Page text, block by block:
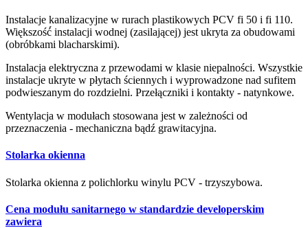
Instalacje kanalizacyjne w rurach plastikowych PCV fi 50 i fi 110.
Większość́ instalacji wodnej (zasilającej) jest ukryta za obudowami
(obróbkami blacharskimi).
Instalacja elektryczna z przewodami w klasie niepalności. Wszystkie
instalacje ukryte w płytach ściennych i wyprowadzone nad sufitem
podwieszanym do rozdzielni. Przełączniki i kontakty - natynkowe.
Wentylacja w modułach stosowana jest w zależności od
przeznaczenia - mechaniczna bądź grawitacyjna.
Stolarka okienna
Stolarka okienna z polichlorku winylu PCV - trzyszybowa.
Cena modułu sanitarnego w standardzie developerskim
zawiera